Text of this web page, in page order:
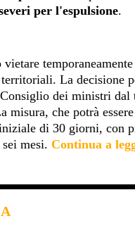
per l'espulsione.
La decisione
dei ministri dal
misura, che potrà
di 30 giorni, con
mesi. Continua a